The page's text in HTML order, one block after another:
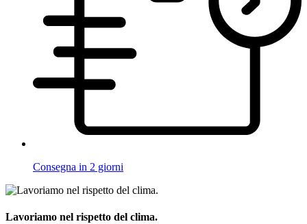
Consegna in 2 giorni
Lavoriamo nel rispetto del clima.